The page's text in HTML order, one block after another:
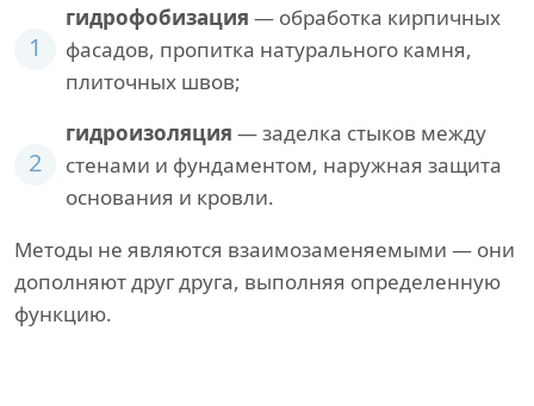
1
гидрофобизация — обработка кирпичных
фасадов, пропитка натурального камня,
плиточных швов;
2
гидроизоляция — заделка стыков между
стенами и фундаментом, наружная защита
основания и кровли.
Методы не являются взаимозаменяемыми — они
дополняют друг друга, выполняя определенную
функцию.